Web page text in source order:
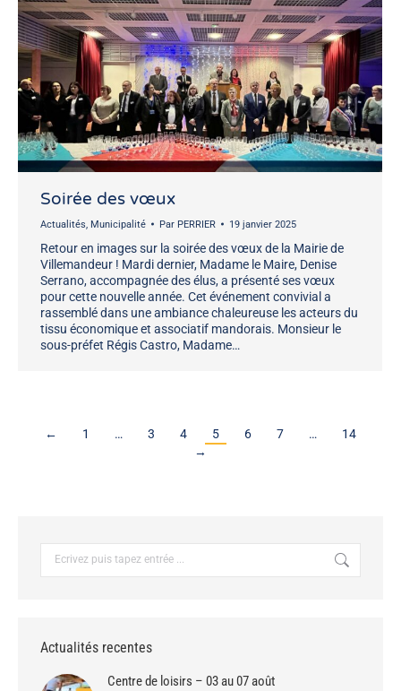
Soirée des vœux
Actualités, Municipalité Par PERRIER 19 janvier 2025
Retour en images sur la soirée des vœux de la Mairie de
Villemandeur ! Mardi dernier, Madame le Maire, Denise
Serrano, accompagnée des élus, a présenté ses vœux
pour cette nouvelle année. Cet événement convivial a
rassemblé dans une ambiance chaleureuse les acteurs du
tissu économique et associatif mandorais. Monsieur le
sous-préfet Régis Castro, Madame…
← 1 … 3 4 5 6 7 …
14
→
Actualités recentes
Centre de loisirs – 03 au 07 août